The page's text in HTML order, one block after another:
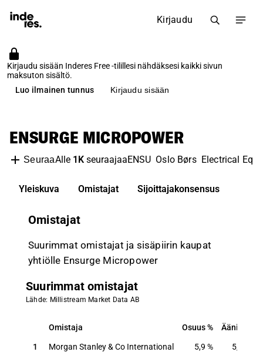
Kirjaudu
Kirjaudu sisään Inderes Free -tilillesi nähdäksesi kaikki sivun
maksuton sisältö.
Luo ilmainen tunnus
Kirjaudu sisään
ENSURGE MICROPOWER
SeuraaAlle 1KseuraajaaENSU Oslo Børs Electrical
Yleiskuva Omistajat Sijoittajakonsensus
Omistajat
Suurimmat omistajat ja sisäpiirin kaupat
yhtiölle Ensurge Micropower
Suurimmat omistajat
Lähde: Millistream Market Data AB
Omistaja Osuus Ääniä
Omistaja Osuus Ääniä
1 Morgan Stanley & Co International 5,9 % 5,9